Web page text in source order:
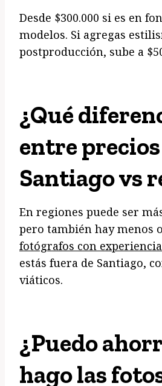
Desde $300.000 si es en
modelos. Si agregas
postproducción, sube a
¿Qué
entre
Santiago vs
En regiones puede ser
pero también hay menos
fotógrafos con
estás fuera de Santiago,
viáticos.
¿Puedo
hago las